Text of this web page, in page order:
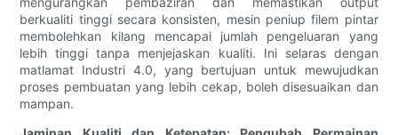
berkualiti tinggi secara konsisten, mesin peniup filem pintar
membolehkan kilang mencapai jumlah pengeluaran yang
lebih tinggi tanpa menjejaskan kualiti. Ini selaras dengan
matlamat Industri 4.0, yang bertujuan untuk mewujudkan
proses pembuatan yang lebih cekap, boleh disesuaikan dan
mampan.